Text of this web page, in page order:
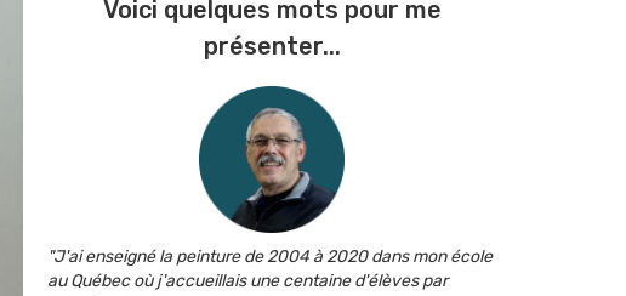
Voici quelques mots pour me
présenter...
"J'ai enseigné la peinture de 2004 à 2020 dans mon école
au Québec où j'accueillais une centaine d'élèves par